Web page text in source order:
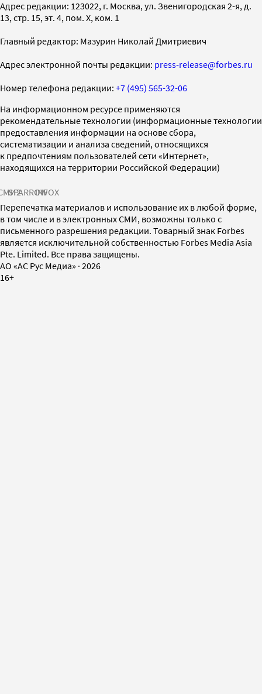
Адрес редакции: 123022, г. Москва, ул. Звенигородская 2-я, д.
13, стр. 15, эт. 4, пом. X, ком. 1
Главный редактор: Мазурин Николай Дмитриевич
Адрес электронной почты редакции: press-release@forbes.ru
Номер телефона редакции: +7 (495) 565-32-06
На информационном ресурсе применяются
рекомендательные технологии (информационные технологии
предоставления информации на основе сбора,
систематизации и анализа сведений, относящихся
к предпочтениям пользователей сети «Интернет»,
находящихся на территории Российской Федерации)
SPARROWINFOX
Перепечатка материалов и использование их в любой форме,
в том числе и в электронных СМИ, возможны только с
письменного разрешения редакции. Товарный знак Forbes
является исключительной собственностью Forbes Media Asia
Pte. Limited. Все права защищены.
AO «АС Рус Медиа» · 2026
16+